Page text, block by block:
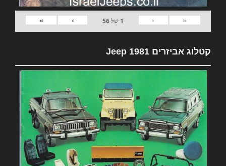
«
‹
1 של56
›
»
קטלוג אביזרים 1981 Jeep